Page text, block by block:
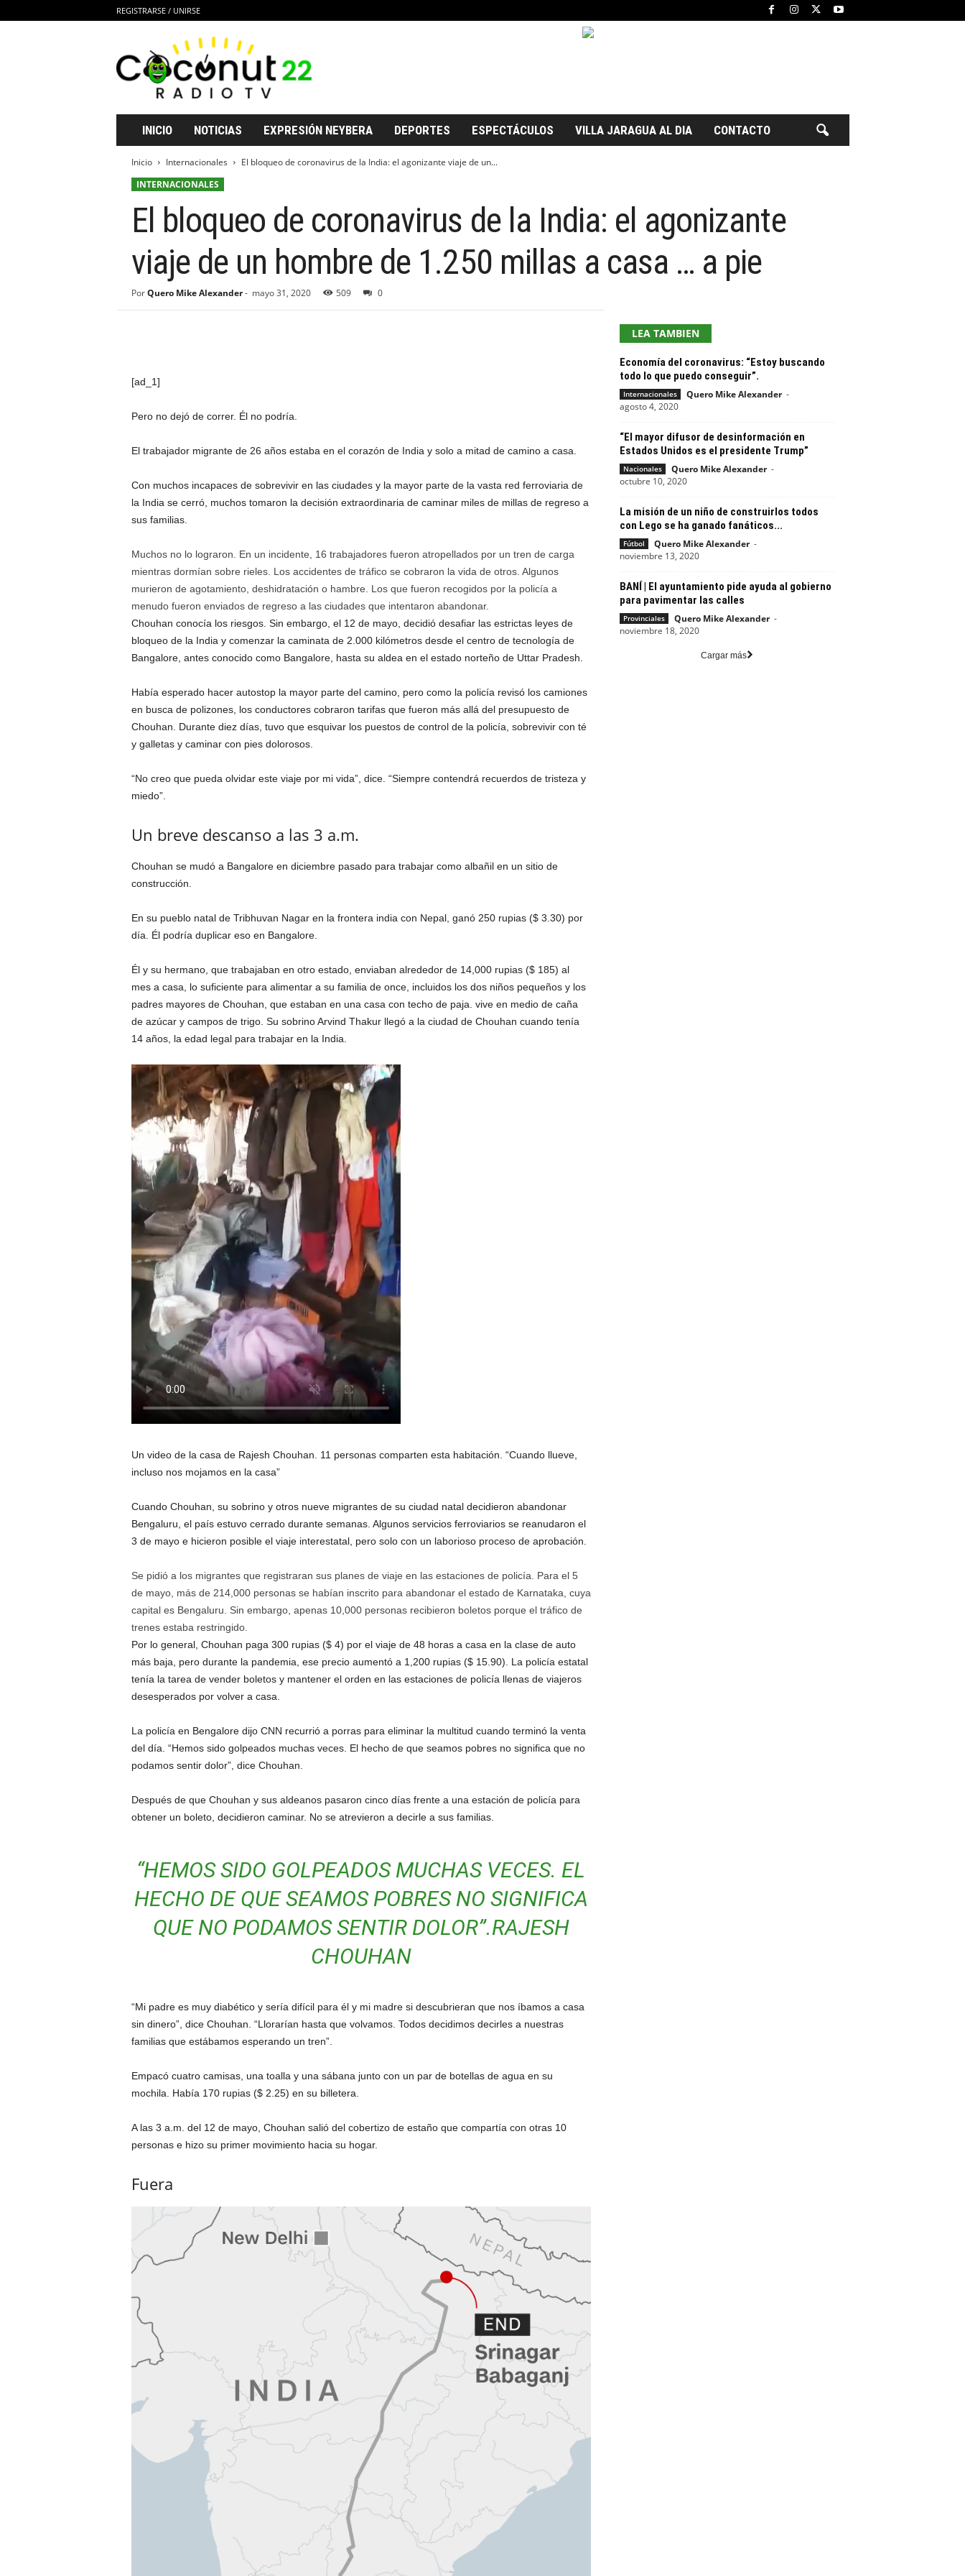
REGISTRARSE / UNIRSE
c
o
INICIO NOTICIAS EXPRESIÓN NEYBERA DEPORTES ESPECTÁCULOS VILLA JARAGUA AL DIA CONTACTO
Inicio Internacionales
El bloqueo de coronavirus de la India: el agonizante viaje de un...
INTERNACIONALES
El bloqueo de coronavirus de la India: el agonizante
viaje de un hombre de 1.250 millas a casa … a pie
Por Quero Mike Alexander- mayo 31, 2020 509 0
[ad_1]
Pero no dejó de correr. Él no podría.
El trabajador migrante de 26 años estaba en el corazón de India y solo a mitad de camino a casa.
Con muchos incapaces de sobrevivir en las ciudades y la mayor parte de la vasta red ferroviaria de
la India se cerró, muchos tomaron la decisión extraordinaria de caminar miles de millas de regreso a
sus familias.
Muchos no lo lograron. En un incidente, 16 trabajadores fueron atropellados por un tren de carga
mientras dormían sobre rieles. Los accidentes de tráfico se cobraron la vida de otros. Algunos
murieron de agotamiento, deshidratación o hambre. Los que fueron recogidos por la policía a
menudo fueron enviados de regreso a las ciudades que intentaron abandonar.
Chouhan conocía los riesgos. Sin embargo, el 12 de mayo, decidió desafiar las estrictas leyes de
bloqueo de la India y comenzar la caminata de 2.000 kilómetros desde el centro de tecnología de
Bangalore, antes conocido como Bangalore, hasta su aldea en el estado norteño de Uttar Pradesh.
Había esperado hacer autostop la mayor parte del camino, pero como la policía revisó los camiones
en busca de polizones, los conductores cobraron tarifas que fueron más allá del presupuesto de
Chouhan. Durante diez días, tuvo que esquivar los puestos de control de la policía, sobrevivir con té
y galletas y caminar con pies dolorosos.
“No creo que pueda olvidar este viaje por mi vida”, dice. “Siempre contendrá recuerdos de tristeza y
miedo”.
Un breve descanso a las 3 a.m.
Chouhan se mudó a Bangalore en diciembre pasado para trabajar como albañil en un sitio de
construcción.
En su pueblo natal de Tribhuvan Nagar en la frontera india con Nepal, ganó 250 rupias ($ 3.30) por
día. Él podría duplicar eso en Bangalore.
Él y su hermano, que trabajaban en otro estado, enviaban alrededor de 14,000 rupias ($ 185) al
mes a casa, lo suficiente para alimentar a su familia de once, incluidos los dos niños pequeños y los
padres mayores de Chouhan, que estaban en una casa con techo de paja. vive en medio de caña
de azúcar y campos de trigo. Su sobrino Arvind Thakur llegó a la ciudad de Chouhan cuando tenía
14 años, la edad legal para trabajar en la India.
Un video de la casa de Rajesh Chouhan. 11 personas comparten esta habitación. “Cuando llueve,
incluso nos mojamos en la casa”
Cuando Chouhan, su sobrino y otros nueve migrantes de su ciudad natal decidieron abandonar
Bengaluru, el país estuvo cerrado durante semanas. Algunos servicios ferroviarios se reanudaron el
3 de mayo e hicieron posible el viaje interestatal, pero solo con un laborioso proceso de aprobación.
Se pidió a los migrantes que registraran sus planes de viaje en las estaciones de policía. Para el 5
de mayo, más de 214,000 personas se habían inscrito para abandonar el estado de Karnataka, cuya
capital es Bengaluru. Sin embargo, apenas 10,000 personas recibieron boletos porque el tráfico de
trenes estaba restringido.
Por lo general, Chouhan paga 300 rupias ($ 4) por el viaje de 48 horas a casa en la clase de auto
más baja, pero durante la pandemia, ese precio aumentó a 1,200 rupias ($ 15.90). La policía estatal
tenía la tarea de vender boletos y mantener el orden en las estaciones de policía llenas de viajeros
desesperados por volver a casa.
La policía en Bengalore dijo CNN recurrió a porras para eliminar la multitud cuando terminó la venta
del día. “Hemos sido golpeados muchas veces. El hecho de que seamos pobres no significa que no
podamos sentir dolor”, dice Chouhan.
Después de que Chouhan y sus aldeanos pasaron cinco días frente a una estación de policía para
obtener un boleto, decidieron caminar. No se atrevieron a decirle a sus familias.
“HEMOS SIDO GOLPEADOS MUCHAS VECES. EL
HECHO DE QUE SEAMOS POBRES NO SIGNIFICA
QUE NO PODAMOS SENTIR DOLOR”.RAJESH
CHOUHAN
“Mi padre es muy diabético y sería difícil para él y mi madre si descubrieran que nos íbamos a casa
sin dinero”, dice Chouhan. “Llorarían hasta que volvamos. Todos decidimos decirles a nuestras
familias que estábamos esperando un tren”.
Empacó cuatro camisas, una toalla y una sábana junto con un par de botellas de agua en su
mochila. Había 170 rupias ($ 2.25) en su billetera.
A las 3 a.m. del 12 de mayo, Chouhan salió del cobertizo de estaño que compartía con otras 10
personas e hizo su primer movimiento hacia su hogar.
Fuera
LEA TAMBIEN
Economía del coronavirus: “Estoy buscando
todo lo que puedo conseguir”.
Internacionales Quero Mike Alexander -
agosto 4, 2020
“El mayor difusor de desinformación en
Estados Unidos es el presidente Trump”
Nacionales Quero Mike Alexander -
octubre 10, 2020
La misión de un niño de construirlos todos
con Lego se ha ganado fanáticos...
Fútbol Quero Mike Alexander -
noviembre 13, 2020
BANÍ | El ayuntamiento pide ayuda al gobierno
para pavimentar las calles
Provinciales Quero Mike Alexander -
noviembre 18, 2020
Cargar más